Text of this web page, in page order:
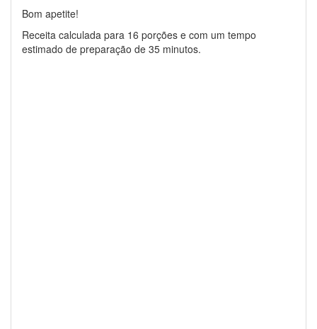
Bom apetite!
Receita calculada para 16 porções e com um tempo
estimado de preparação de 35 minutos.